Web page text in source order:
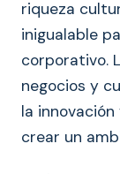
riqueza
inigualable
corporativo.
negocios y
la
crear un